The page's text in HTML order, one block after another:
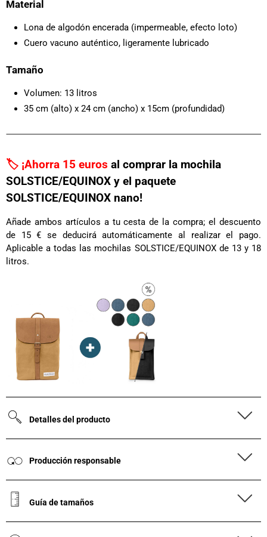
Material
Lona de algodón encerada (impermeable, efecto loto)
Cuero vacuno auténtico, ligeramente lubricado
Tamaño
Volumen: 13 litros
35 cm (alto) x 24 cm (ancho) x 15cm (profundidad)
🏷️ ¡Ahorra 15 euros al comprar la mochila
SOLSTICE/EQUINOX y el paquete
SOLSTICE/EQUINOX nano!
Añade ambos artículos a tu cesta de la compra; el descuento
de 15 € se deducirá automáticamente al realizar el pago.
Aplicable a todas las mochilas SOLSTICE/EQUINOX de 13 y 18
litros.
Detalles del producto
Producción responsable
Guía de tamaños